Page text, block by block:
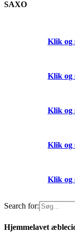
SAXO
Klik og
Klik og
Klik og
Klik og
Klik og
Search for:
Hjemmelavet